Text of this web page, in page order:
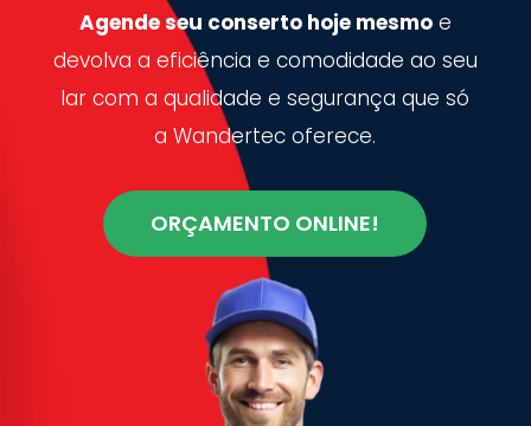
Agende seu conserto hoje mesmoe
devolva a eficiência e comodidade ao seu
lar com a qualidade e segurança que só
a Wandertec oferece.
ORÇAMENTO ONLINE!